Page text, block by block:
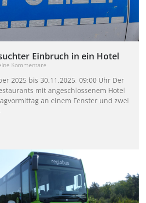
Einbruch in ein Hotel
Kommentare
2025 bis 30.11.2025, 09:00 Uhr Der
mit angeschlossenem Hotel
an einem Fenster und zwei